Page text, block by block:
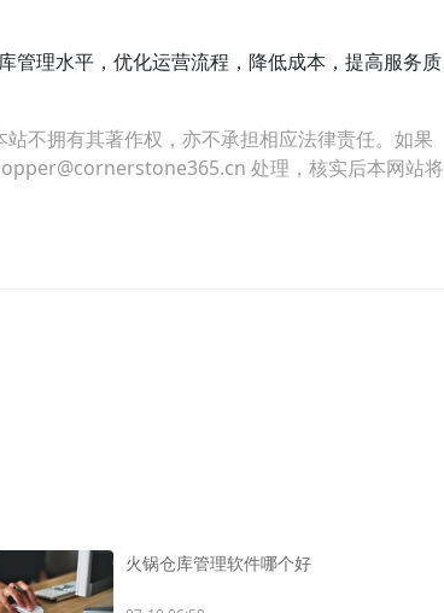
管理水平，优化运营流程，降低成本，提高服务质
不拥有其著作权，亦不承担相应法律责任。如果
处理，核实后本网站将
火锅仓库管理软件哪个好